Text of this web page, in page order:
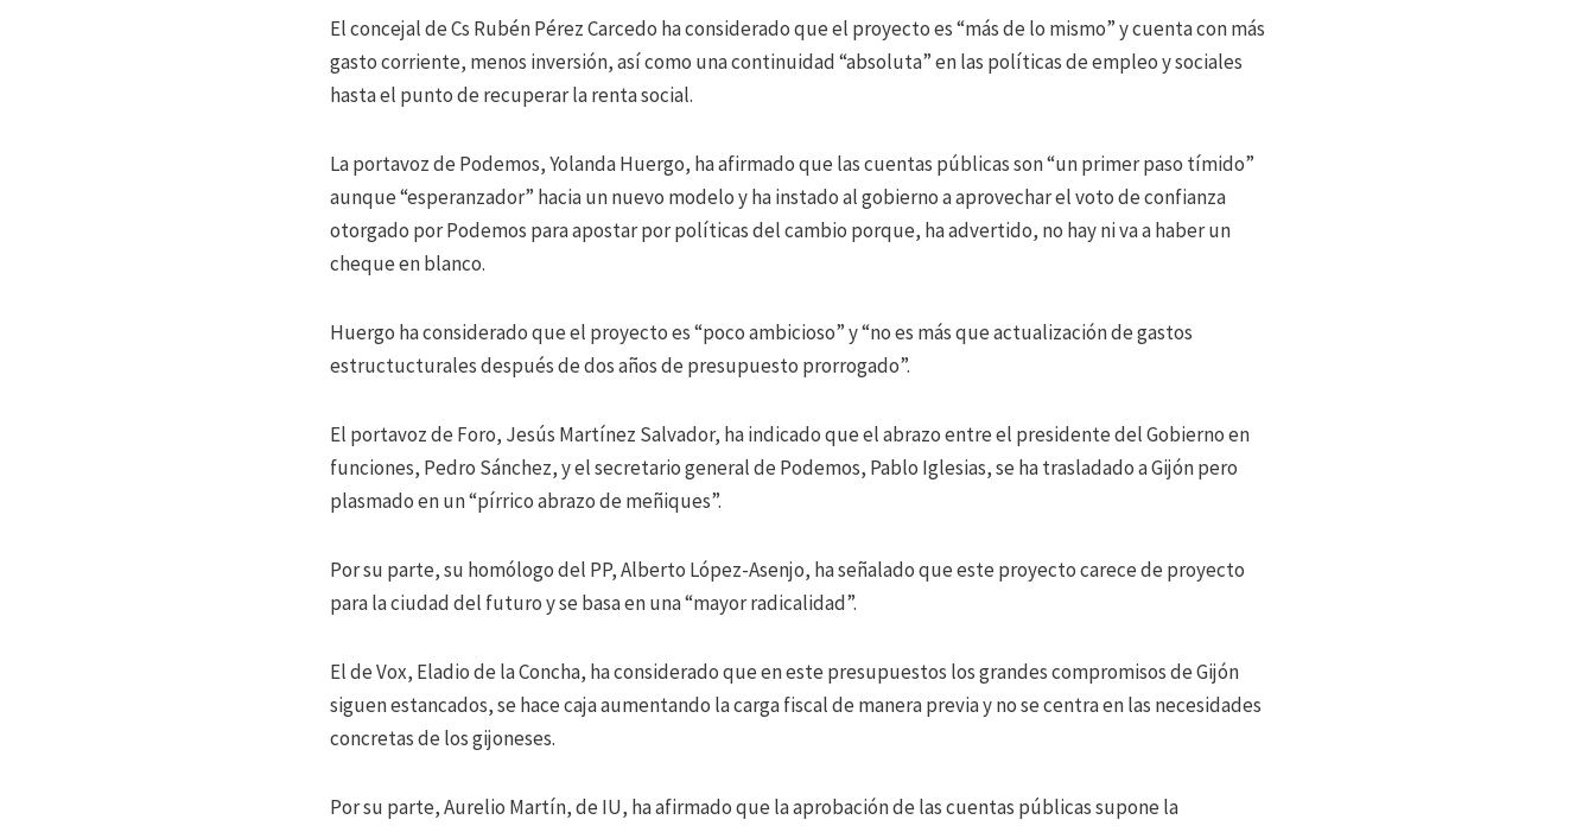
El concejal de Cs Rubén Pérez Carcedo ha considerado que el proyecto es “más de lo mismo” y cuenta con más
gasto corriente, menos inversión, así como una continuidad “absoluta” en las políticas de empleo y sociales
hasta el punto de recuperar la renta social.
La portavoz de Podemos, Yolanda Huergo, ha afirmado que las cuentas públicas son “un primer paso tímido”
aunque “esperanzador” hacia un nuevo modelo y ha instado al gobierno a aprovechar el voto de confianza
otorgado por Podemos para apostar por políticas del cambio porque, ha advertido, no hay ni va a haber un
cheque en blanco.
Huergo ha considerado que el proyecto es “poco ambicioso” y “no es más que actualización de gastos
estructucturales después de dos años de presupuesto prorrogado”.
El portavoz de Foro, Jesús Martínez Salvador, ha indicado que el abrazo entre el presidente del Gobierno en
funciones, Pedro Sánchez, y el secretario general de Podemos, Pablo Iglesias, se ha trasladado a Gijón pero
plasmado en un “pírrico abrazo de meñiques”.
Por su parte, su homólogo del PP, Alberto López-Asenjo, ha señalado que este proyecto carece de proyecto
para la ciudad del futuro y se basa en una “mayor radicalidad”.
El de Vox, Eladio de la Concha, ha considerado que en este presupuestos los grandes compromisos de Gijón
siguen estancados, se hace caja aumentando la carga fiscal de manera previa y no se centra en las necesidades
concretas de los gijoneses.
Por su parte, Aurelio Martín, de IU, ha afirmado que la aprobación de las cuentas públicas supone la